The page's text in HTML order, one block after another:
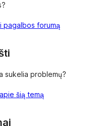
pagalbos forumą
sukelia problemų?
šią temą